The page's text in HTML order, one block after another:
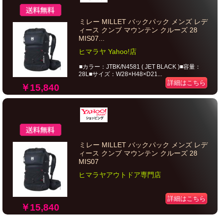
￥15,840
ミレー MILLET バックパック メンズ レデ
ィース クンブ マウンテン クルーズ 28
MIS07...
ヒマラヤ Yahoo!店
■カラー：JTBK/N4581 ( JET BLACK )■容量：
28L■サイズ：W28×H48×D21...
詳細はこちら
￥15,840
ミレー MILLET バックパック メンズ レデ
ィース クンブ マウンテン クルーズ 28
MIS07
ヒマラヤアウトドア専門店
詳細はこちら